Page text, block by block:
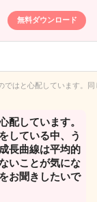
無料ダウンロード
ではと心配しています。
配しています。
している中、う
長曲線は平均的
いことが気にな
お聞きしたいで